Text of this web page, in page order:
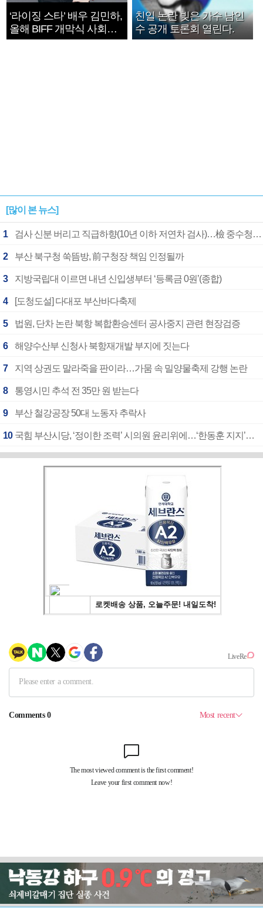
‘라이징 스타’ 배우 김민하,
올해 BIFF 개막식 사회자
확정
친일 논란 빚은 가수 남인
수 공개 토론회 열린다.
[많이 본 뉴스]
1 검사 신분 버리고 직급하향(10년 이하 저연차 검사)…檢 중수청행 기피
2 부산 북구청 쑥뜸방, 前구청장 책임 인정될까
3 지방국립대 이르면 내년 신입생부터 ‘등록금 0원’(종합)
4 [도청도설] 다대포 부산바다축제
5 법원, 단차 논란 북항 복합환승센터 공사중지 관련 현장검증
6 해양수산부 신청사 북항재개발 부지에 짓는다
7 지역 상권도 말라죽을 판이라…가뭄 속 밀양물축제 강행 논란
8 통영시민 추석 전 35만 원 받는다
9 부산 철강공장 50대 노동자 추락사
10 국힘 부산시당, ‘정이한 조력’ 시의원 윤리위에…‘한동훈 지지’도 신고접수